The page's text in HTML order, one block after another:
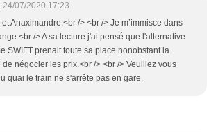
24/07/2020 17:23
Anaximandre,<br /> <br /> Je m’immisce dans
/> A sa lecture j'ai pensé que l'alternative
SWIFT prenait toute sa place nonobstant la
négocier les prix.<br /> <br /> Veuillez vous
quai le train ne s'arrête pas en gare.